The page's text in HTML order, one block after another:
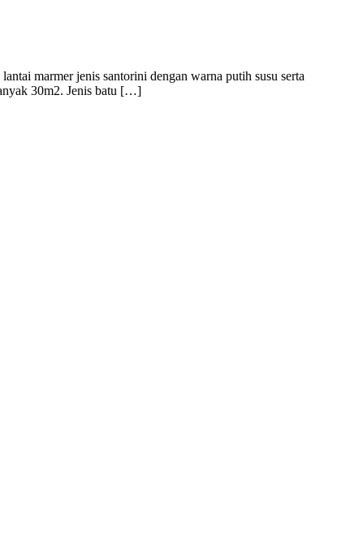
marmer jenis santorini dengan warna putih susu serta
30m2. Jenis batu […]